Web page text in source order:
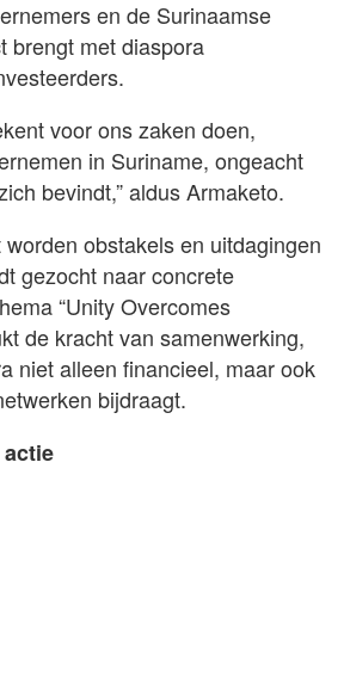
en de Surinaamse
brengt met diaspora
voor ons zaken doen,
in Suriname, ongeacht
bevindt,” aldus Armaketo.
obstakels en uitdagingen
gezocht naar concrete
“Unity Overcomes
de kracht van samenwerking,
niet alleen financieel, maar ook
bijdraagt.